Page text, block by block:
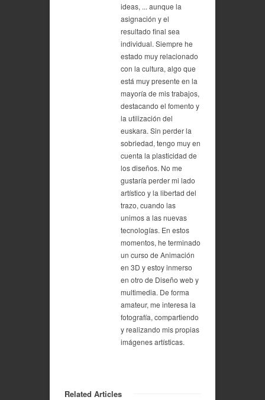
ideas, ... aunque la
asignación y el
resultado final sea
individual. Siempre he
estado muy relacionado
con la cultura, algo que
está muy presente en la
mayoría de mis trabajos,
destacando el fomento y
la utilización del
euskara. Sin perder la
sobriedad, tengo muy en
cuenta la plasticidad de
los diseños. No me
gustaría perder mi lado
artístico y la libertad del
trazo, cuando las
unimos a las nuevas
tecnologías. En estos
momentos, he terminado
un curso de Animación
en 3D y estoy inmerso
en otro de Diseño web y
multimedia. De forma
amateur, me interesa la
fotografía, compartiendo
y realizando mis propias
imágenes artísticas.
Related Articles